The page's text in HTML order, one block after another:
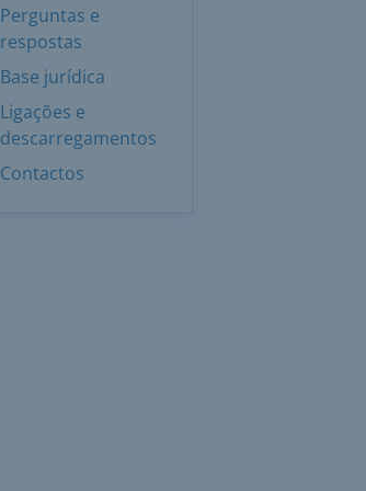
Perguntas e
respostas
Base jurídica
Ligações e
descarregamentos
Contactos